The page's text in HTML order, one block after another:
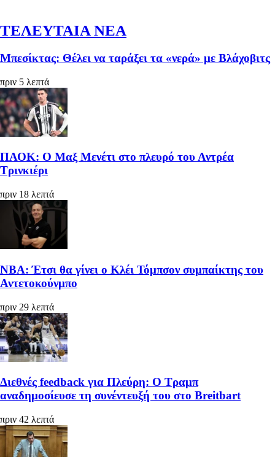
ΤΕΛΕΥΤΑΙΑ ΝΕΑ
Μπεσίκτας: Θέλει να ταράξει τα «νερά» με Βλάχοβιτς
πριν 5 λεπτά
ΠΑΟΚ: Ο Μαξ Μενέτι στο πλευρό του Αντρέα
Τρινκιέρι
πριν 18 λεπτά
ΝΒΑ: Έτσι θα γίνει ο Κλέι Τόμπσον συμπαίκτης του
Αντετοκούνμπο
πριν 29 λεπτά
Διεθνές feedback για Πλεύρη: Ο Τραμπ
αναδημοσίευσε τη συνέντευξή του στο Breitbart
πριν 42 λεπτά